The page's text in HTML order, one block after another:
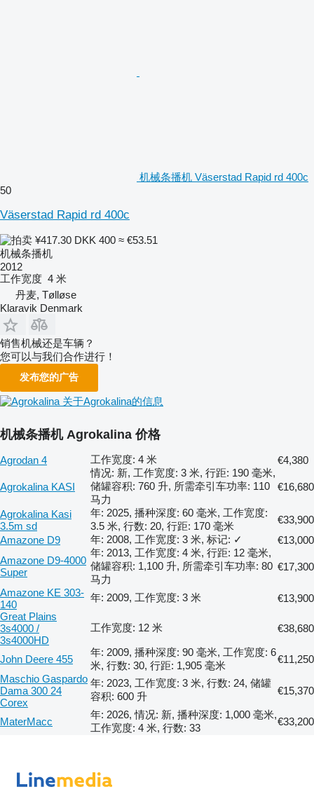
机械条播机 Väserstad Rapid rd 400c
50
Väserstad Rapid rd 400c
¥417.30 DKK 400 ≈ €53.51
机械条播机
2012
工作宽度 4 米
丹麦, Tølløse
Klaravik Denmark
销售机械还是车辆？
您可以与我们合作进行！
发布您的广告
关于Agrokalina的信息
机械条播机 Agrokalina 价格
Agrodan 4 工作宽度: 4 米 €4,380
Agrokalina KASI
情况: 新, 工作宽度: 3 米, 行距: 190 毫米,
储罐容积: 760 升, 所需牵引车功率: 110
马力
€16,680
Agrokalina Kasi
3.5m sd
年: 2025, 播种深度: 60 毫米, 工作宽度:
3.5 米, 行数: 20, 行距: 170 毫米
€33,900
Amazone D9
年: 2008, 工作宽度: 3 米, 标记: ✓
€13,000
Amazone D9-4000
Super
年: 2013, 工作宽度: 4 米, 行距: 12 毫米,
储罐容积: 1,100 升, 所需牵引车功率: 80
马力
€17,300
Amazone KE 303-
140
年: 2009, 工作宽度: 3 米
€13,900
Great Plains
3s4000 /
3s4000HD
工作宽度: 12 米 €38,680
John Deere 455
年: 2009, 播种深度: 90 毫米, 工作宽度: 6
米, 行数: 30, 行距: 1,905 毫米
€11,250
Maschio Gaspardo
Dama 300 24
Corex
年: 2023, 工作宽度: 3 米, 行数: 24, 储罐
容积: 600 升
€15,370
MaterMacc
年: 2026, 情况: 新, 播种深度: 1,000 毫米,
工作宽度: 4 米, 行数: 33
€33,200